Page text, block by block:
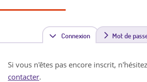
Connexion(
n
Mot de
Si vous n'êtes pas encore inscrit,
contacter.